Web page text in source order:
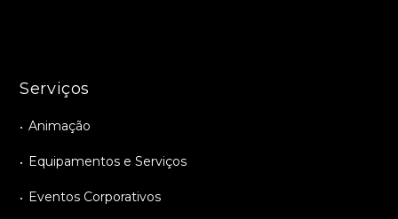
Serviços
Animação
Equipamentos e Serviços
Eventos Corporativos